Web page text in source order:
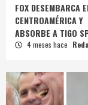
FOX DESEMBARCA
CENTROAMÉRICA Y
ABSORBE A TIGO
4 meses hace